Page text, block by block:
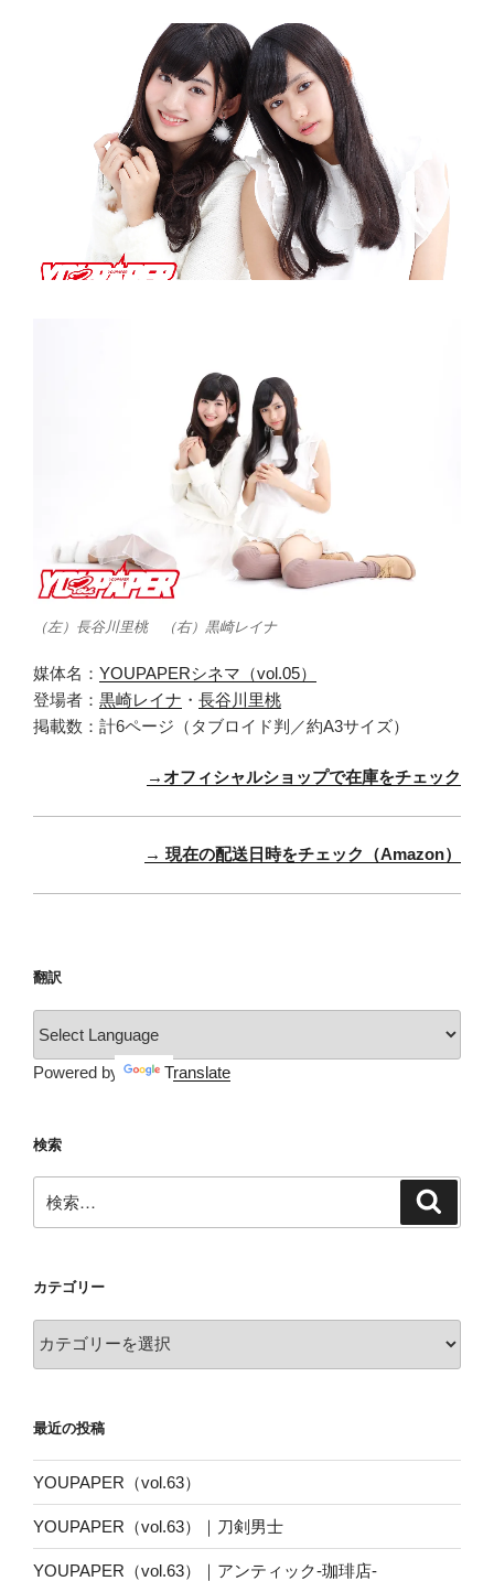
（左）長谷川里桃 （右）黒崎レイナ
媒体名： YOUPAPERシネマ（vol.05）
登場者： 黒崎レイナ ・ 長谷川里桃
掲載数：計6ページ（タブロイド判／約A3サイズ）
→オフィシャルショップで在庫をチェック
→ 現在の配送日時をチェック（Amazon）
翻訳
Powered by Translate
検索
索:
カテゴリー
テ
ー
最近の投稿
YOUPAPER（vol.63）
YOUPAPER（vol.63）｜刀剣男士
YOUPAPER（vol.63）｜アンティック-珈琲店-